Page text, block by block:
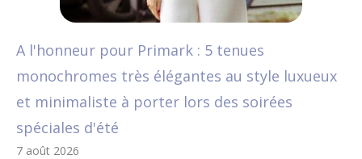
A l'honneur pour Primark : 5 tenues
monochromes très élégantes au style luxueux
et minimaliste à porter lors des soirées
spéciales d'été
7 août 2026